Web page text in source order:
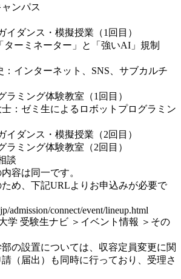
ンパス
ダンス・模擬授業（1回目）
ーミネーター」と「強いAI」規制
インターネット、SNS、サブカルチ
ミング体験教室（1回目）
ゼミ生によるロボットプログラミン
ダンス・模擬授業（2回目）
ミング体験教室（2回目）
談
容は同一です。
め、下記URLよりお申込みが必要で
admission/connect/event/lineup.html
大学 受験生ナビ ＞イベント情報 ＞その
の設置については、収容定員変更に関
（届出）も同時に行っており、受理さ